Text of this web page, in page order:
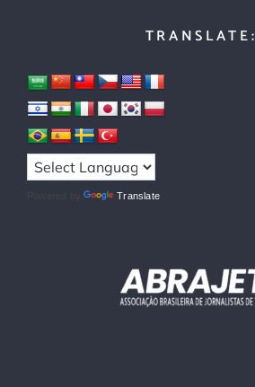
TRANSLATE:
Powered by Translate